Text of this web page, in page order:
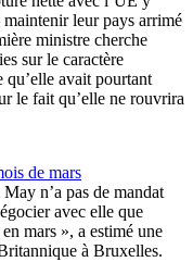
leur pays arrimé
ministre cherche
sur le caractère
qu’elle avait pourtant
le fait qu’elle ne rouvrira
de mars
n’a pas de mandat
avec elle que
mars », a estimé une
à Bruxelles.